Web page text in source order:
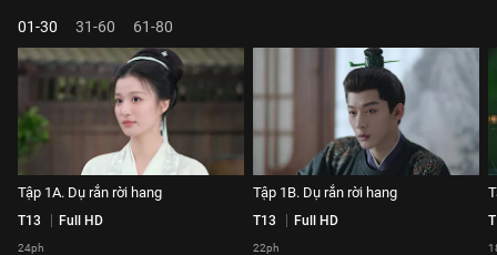
01-30 31-60 61-80
Tập 1A. Dụ rắn rời hang
T13 Full HD
24ph
Tập 1B. Dụ rắn rời hang
T13 Full HD
22ph